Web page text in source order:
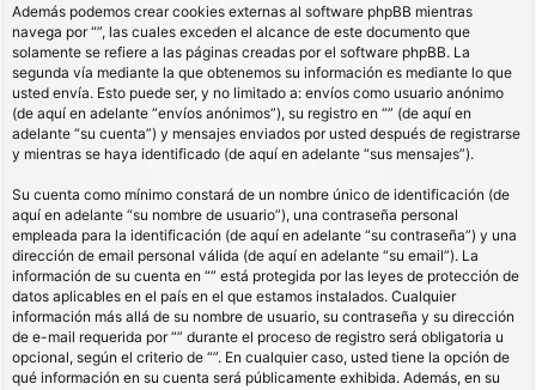
Además podemos crear cookies externas al software phpBB mientras
navega por “”, las cuales exceden el alcance de este documento que
solamente se refiere a las páginas creadas por el software phpBB. La
segunda vía mediante la que obtenemos su información es mediante lo que
usted envía. Esto puede ser, y no limitado a: envíos como usuario anónimo
(de aquí en adelante “envíos anónimos”), su registro en “” (de aquí en
adelante “su cuenta”) y mensajes enviados por usted después de registrarse
y mientras se haya identificado (de aquí en adelante “sus mensajes”).
Su cuenta como mínimo constará de un nombre único de identificación (de
aquí en adelante “su nombre de usuario”), una contraseña personal
empleada para la identificación (de aquí en adelante “su contraseña”) y una
dirección de email personal válida (de aquí en adelante “su email”). La
información de su cuenta en “” está protegida por las leyes de protección de
datos aplicables en el país en el que estamos instalados. Cualquier
información más allá de su nombre de usuario, su contraseña y su dirección
de e-mail requerida por “” durante el proceso de registro será obligatoria u
opcional, según el criterio de “”. En cualquier caso, usted tiene la opción de
qué información en su cuenta será públicamente exhibida. Además, en su